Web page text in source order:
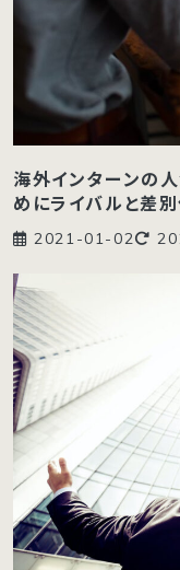
海外インターンの
めにライバルと差
2021-01-02